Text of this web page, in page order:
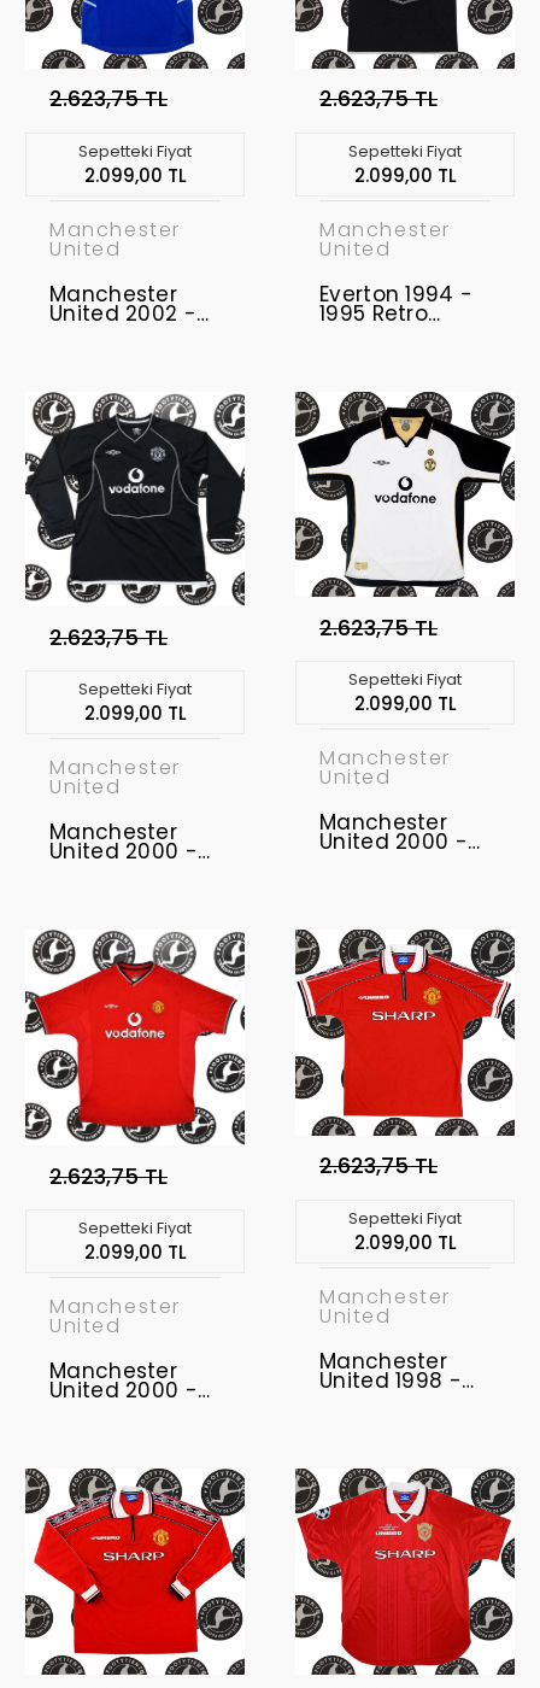
2.623,75 TL
Sepetteki Fiyat
2.099,00 TL
Manchester
United
Manchester
United 2002 -
2.623,75 TL
Sepetteki Fiyat
2.099,00 TL
Manchester
United
Everton 1994 -
1995 Retro
2.623,75 TL
Sepetteki Fiyat
2.099,00 TL
Manchester
United
Manchester
United 2000 -
2.623,75 TL
Sepetteki Fiyat
2.099,00 TL
Manchester
United
Manchester
United 2000 -
2.623,75 TL
Sepetteki Fiyat
2.099,00 TL
Manchester
United
Manchester
United 2000 -
2.623,75 TL
Sepetteki Fiyat
2.099,00 TL
Manchester
United
Manchester
United 1998 -